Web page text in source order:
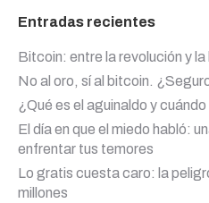
Entradas recientes
Bitcoin: entre la revolución y la
No al oro, sí al bitcoin.
¿Qué es el aguinaldo y
El día en que el miedo habló:
enfrentar tus temores
Lo gratis cuesta caro: la
millones